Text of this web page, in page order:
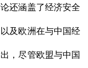
还涵盖了经济安全
及欧洲在与中国经
，尽管欧盟与中国